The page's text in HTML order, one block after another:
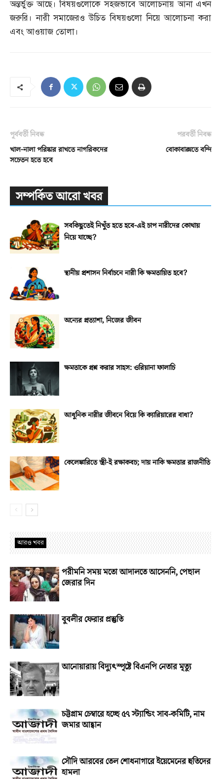
অন্তর্ভুক্ত আছে। বিষয়গুলোকে সহজভাবে আলোচনায় আনা এখন
জরুরি। নারী সমাজেরও উচিত বিষয়গুলো নিয়ে আলোচনা করা
এবং আওয়াজ তোলা।
পূর্ববর্তী নিবন্ধ
খাল-নালা পরিষ্কার রাখতে নাগরিকদের
সচেতন হতে হবে
পরবর্তী নিবন্ধ
বোকাবাক্সতে বন্দি
সম্পর্কিত আরো খবর
সবকিছুতেই নিখুঁত হতে হবে-এই চাপ নারীদের কোথায়
নিয়ে যাচ্ছে?
স্থানীয় প্রশাসন নির্বাচনে নারী কি ক্ষমতায়িত হবে?
অন্যের প্রত্যাশা, নিজের জীবন
ক্ষমতাকে প্রশ্ন করার সাহস: ওরিয়ানা ফালাচি
আধুনিক নারীর জীবনে বিয়ে কি ক্যারিয়ারের বাধা?
কেলেঙ্কারিতে স্ত্রী-ই রক্ষাকবচ; দায় নাকি ক্ষমতার রাজনীতি
আরও খবর
পরীমনি সময় মতো আদালতে আসেননি, পেছাল
জেরার দিন
বুবলীর ফেরার প্রস্তুতি
আনোয়ারায় বিদ্যুৎস্পৃষ্টে বিএনপি নেতার মৃত্যু
চট্টগ্রাম চেম্বারে হচ্ছে ৫৭ স্ট্যান্ডিং সাব-কমিটি, নাম
জমার আহ্বান
সৌদি আরবের তেল শোধনাগারে ইয়েমেনের হুতিদের
হামলা